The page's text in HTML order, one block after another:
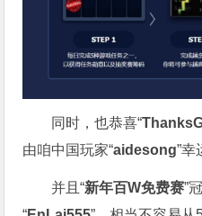
同时，也恭喜“
由咱中国玩家“aidesong”幸
并且“新年百W免费赛”